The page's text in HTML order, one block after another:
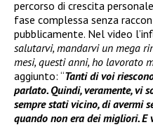
percorso di crescita
fase complessa senza
pubblicamente. Nel video
salutarvi, mandarvi un mega
mesi, questi anni, ho lavorato
aggiunto: “Tanti di voi
parlato. Quindi, veramente, vi
sempre stati vicino, di avermi
quando non era dei migliori. E